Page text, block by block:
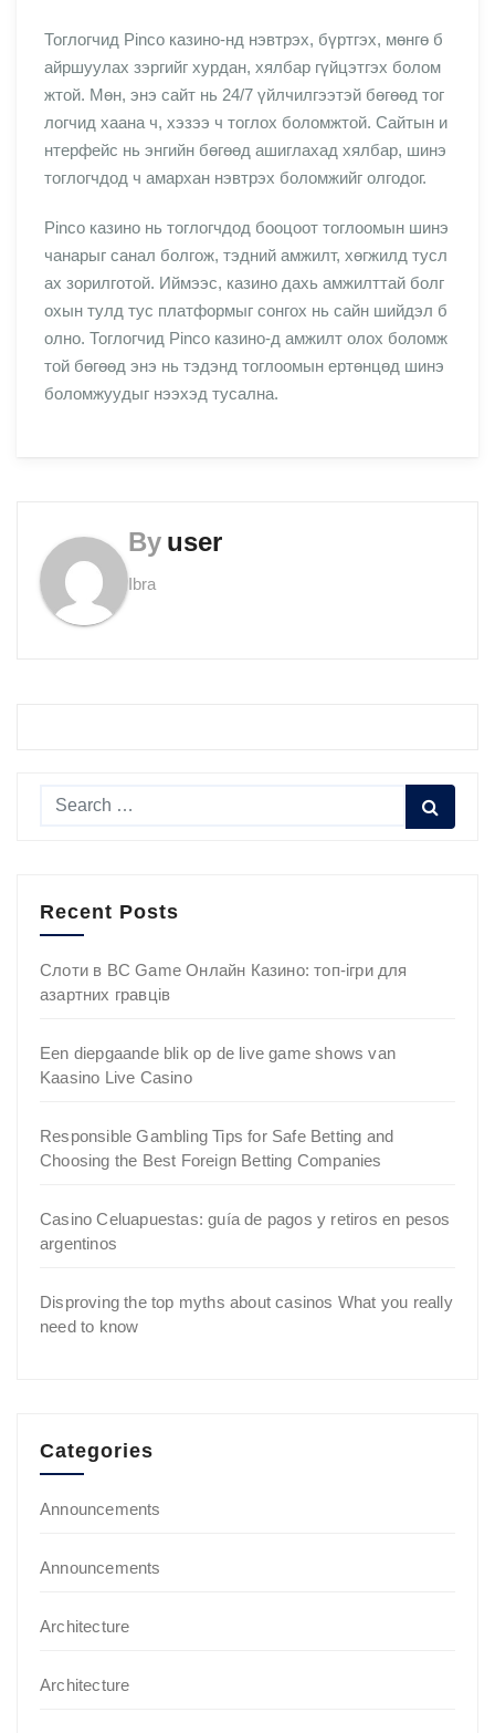
Тоглогчид Pinco казино-нд нэвтрэх, бүртгэх, мөнгө б
айршуулах зэргийг хурдан, хялбар гүйцэтгэх болом
жтой. Мөн, энэ сайт нь 24/7 үйлчилгээтэй бөгөөд тог
логчид хаана ч, хэзээ ч тоглох боломжтой. Сайтын и
нтерфейс нь энгийн бөгөөд ашиглахад хялбар, шинэ
тоглогчдод ч амархан нэвтрэх боломжийг олгодог.
Pinco казино нь тоглогчдод бооцоот тоглоомын шинэ
чанарыг санал болгож, тэдний амжилт, хөгжилд тусл
ах зорилготой. Иймээс, казино дахь амжилттай болг
охын тулд тус платформыг сонгох нь сайн шийдэл б
олно. Тоглогчид Pinco казино-д амжилт олох боломж
той бөгөөд энэ нь тэдэнд тоглоомын ертөнцөд шинэ
боломжуудыг нээхэд тусална.
By user
Ibra
Recent Posts
Слоти в BC Game Онлайн Казино: топ-ігри для
азартних гравців
Een diepgaande blik op de live game shows van
Kaasino Live Casino
Responsible Gambling Tips for Safe Betting and
Choosing the Best Foreign Betting Companies
Casino Celuapuestas: guía de pagos y retiros en pesos
argentinos
Disproving the top myths about casinos What you really
need to know
Categories
Announcements
Announcements
Architecture
Architecture